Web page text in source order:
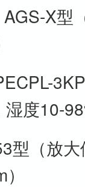
X型
湿度10-
型（放